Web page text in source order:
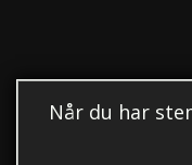
Når du har